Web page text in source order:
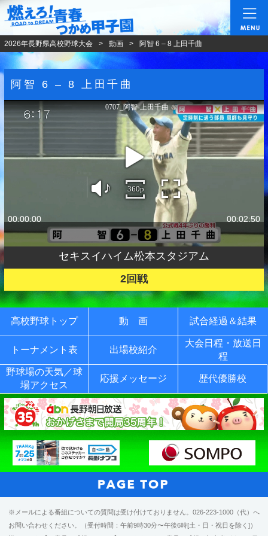
燃えろ!青春 つかめ
2026年長野県高校野球大会 動画 阿智 6 – 8 上田千曲
阿智 6 – 8 上田千曲
00:00:00 00:02:50
360p
0707_阿智‐上田千曲
セキスイハイム松本スタジアム
2回戦
高校野球トップ 動 画 試合経過＆結果
トーナメント表 出場校紹介
大会日程・放送日
程
野球場の天気／球
場アクセス
応援メッセージ 歴代優勝校
※メールによる番組についての質問は受け付けておりません。026-223-1000（代）へ
お問い合わせください。（受付時間：午前9時30分〜午後6時[土・日・祝日を除く]）